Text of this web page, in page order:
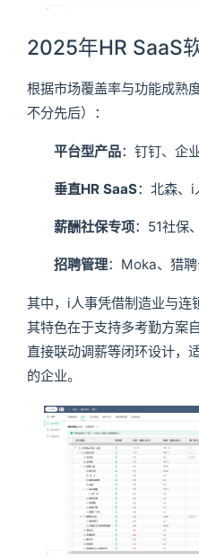
2025年HR SaaS
根据市场覆盖率与功能成熟
不分先后）：
平台型产品：钉钉、企
垂直HR SaaS：北森、
薪酬社保专项：51社保
招聘管理：Moka、猎
其中，i人事凭借制造业与连
其特色在于支持多考勤方案
直接联动调薪等闭环设计，
的企业。